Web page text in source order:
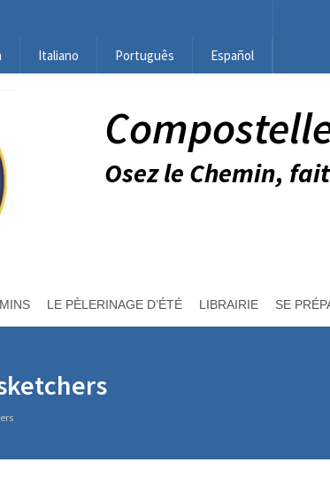
Italiano Português Español
Osez le Chemin,
LE PÈLERINAGE D’ÉTÉ LIBRAIRIE SE